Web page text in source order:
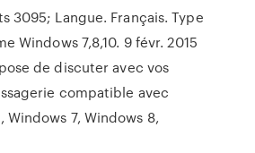
3095; Langue. Français. Type
Windows 7,8,10. 9 févr. 2015
de discuter avec vos
compatible avec
Windows 7, Windows 8,